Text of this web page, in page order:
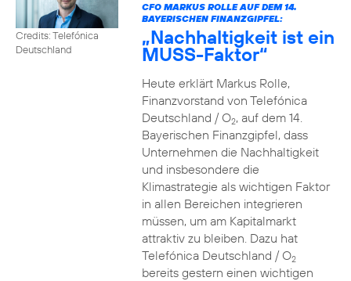
Credits: Telefónica
Deutschland
CFO MARKUS ROLLE AUF DEM 14.
BAYERISCHEN FINANZGIPFEL:
„Nachhaltigkeit ist ein
MUSS-Faktor“
Heute erklärt Markus Rolle,
Finanzvorstand von Telefónica
Deutschland / O2, auf dem 14.
Bayerischen Finanzgipfel, dass
Unternehmen die Nachhaltigkeit
und insbesondere die
Klimastrategie als wichtigen Faktor
in allen Bereichen integrieren
müssen, um am Kapitalmarkt
attraktiv zu bleiben. Dazu hat
Telefónica Deutschland / O2
bereits gestern einen wichtigen